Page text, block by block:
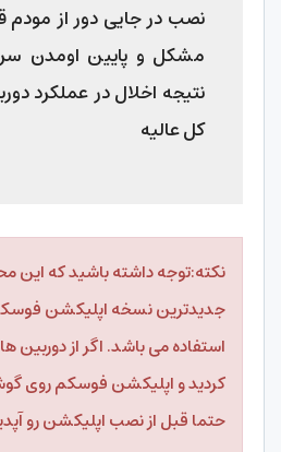
نصب در جایی دور از مودم
مشکل و پایین اومدن
نتیجه اخلال در عملکرد
کل عالیه
نکته:توجه داشته باشید که این
جدیدترین نسخه اپلیکشن
استفاده می باشد. اگر از
کردید و اپلیکشن فوسکم روی
حتما قبل از نصب اپلیکشن رو